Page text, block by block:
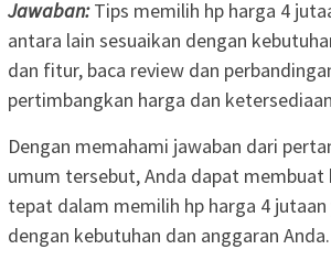
Jawaban:Tips memilih hp harga 4
antara lain sesuaikan dengan
dan fitur, baca review dan
pertimbangkan harga dan
Dengan memahami jawaban dari
umum tersebut, Anda dapat membuat
tepat dalam memilih hp harga 4 jutaan
dengan kebutuhan dan anggaran Anda.